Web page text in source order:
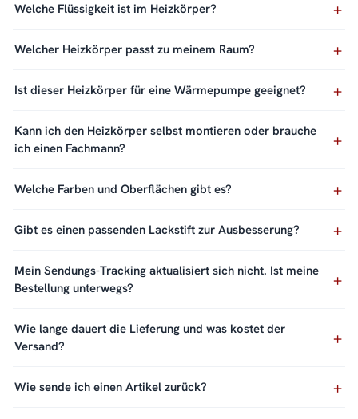
Welche Flüssigkeit ist im Heizkörper?
Welcher Heizkörper passt zu meinem Raum?
Ist dieser Heizkörper für eine Wärmepumpe geeignet?
Kann ich den Heizkörper selbst montieren oder brauche
ich einen Fachmann?
Welche Farben und Oberflächen gibt es?
Gibt es einen passenden Lackstift zur Ausbesserung?
Mein Sendungs-Tracking aktualisiert sich nicht. Ist meine
Bestellung unterwegs?
Wie lange dauert die Lieferung und was kostet der
Versand?
Wie sende ich einen Artikel zurück?